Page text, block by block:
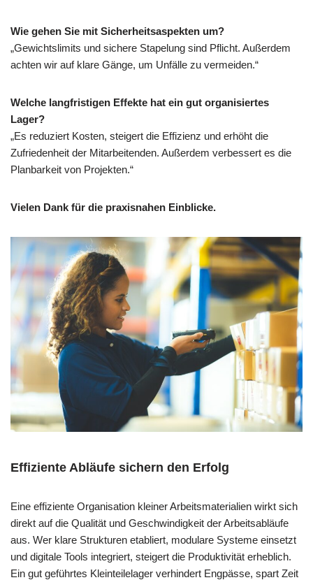
Wie gehen Sie mit Sicherheitsaspekten um?
„Gewichtslimits und sichere Stapelung sind Pflicht. Außerdem
achten wir auf klare Gänge, um Unfälle zu vermeiden.“
Welche langfristigen Effekte hat ein gut organisiertes
Lager?
„Es reduziert Kosten, steigert die Effizienz und erhöht die
Zufriedenheit der Mitarbeitenden. Außerdem verbessert es die
Planbarkeit von Projekten.“
Vielen Dank für die praxisnahen Einblicke.
Effiziente Abläufe sichern den Erfolg
Eine effiziente Organisation kleiner Arbeitsmaterialien wirkt sich
direkt auf die Qualität und Geschwindigkeit der Arbeitsabläufe
aus. Wer klare Strukturen etabliert, modulare Systeme einsetzt
und digitale Tools integriert, steigert die Produktivität erheblich.
Ein gut geführtes Kleinteilelager verhindert Engpässe, spart Zeit